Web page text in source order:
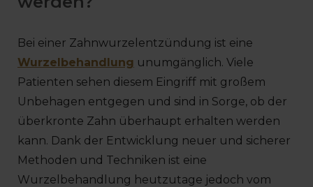
Bei einer Zahnwurzelentzündung ist eine
Wurzelbehandlung unumgänglich. Viele
Patienten sehen diesem Eingriff mit großem
Unbehagen entgegen und sind in Sorge, ob der
überkronte Zahn überhaupt erhalten werden
kann. Dank der Entwicklung neuer und sicherer
Methoden und Techniken ist eine
Wurzelbehandlung heutzutage jedoch vom